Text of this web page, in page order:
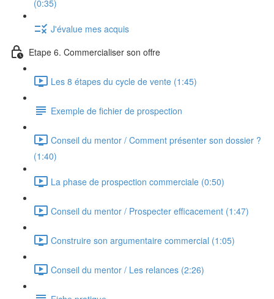
(0:35)
J'évalue mes acquis
Etape 6. Commercialiser son offre
Les 8 étapes du cycle de vente (1:45)
Exemple de fichier de prospection
Conseil du mentor / Comment présenter son dossier ?
(1:40)
La phase de prospection commerciale (0:50)
Conseil du mentor / Prospecter efficacement (1:47)
Construire son argumentaire commercial (1:05)
Conseil du mentor / Les relances (2:26)